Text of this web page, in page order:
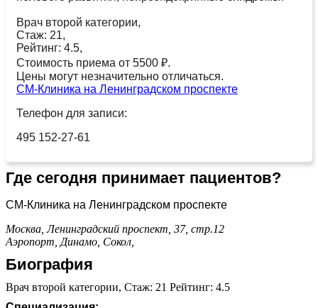
Врач второй категории,
Стаж: 21,
Рейтинг: 4.5,
Стоимость приема от 5500 ₽.
Цены могут незначительно отличаться.
СМ-Клиника на Ленинградском проспекте
Телефон для записи:
495 152-27-61
Где сегодня принимает пациентов?
СМ-Клиника на Ленинградском проспекте
Москва, Ленинградский проспект, 37, стр.12
Аэропорт, Динамо, Сокол,
Биография
Врач второй категории, Стаж: 21 Рейтинг: 4.5